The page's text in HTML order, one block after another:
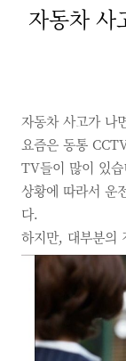
자동차
자동차 사고가 나
요즘은 동통
TV들이 많이 있습
상황에 따라서 운
다.
하지만, 대부분의